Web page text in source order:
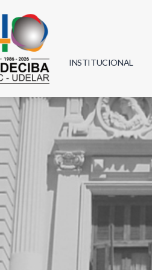
INSTITUCIONAL